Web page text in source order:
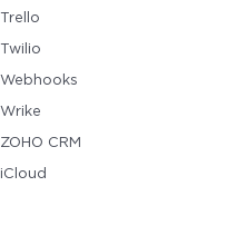
Trello
Twilio
Webhooks
Wrike
ZOHO CRM
iCloud